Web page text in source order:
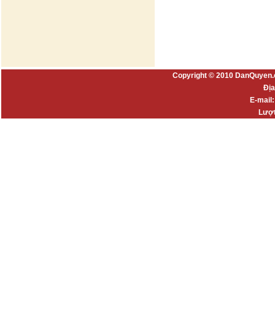
Copyright © 2010
E-